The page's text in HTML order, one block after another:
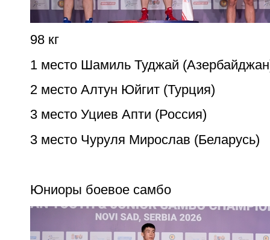
98 кг
1 место Шамиль Туджай
2 место Алтун Юйгит (Турция)
3 место Уциев Апти (Россия)
3 место Чуруля Мирослав (Беларусь)
Юниоры боевое самбо